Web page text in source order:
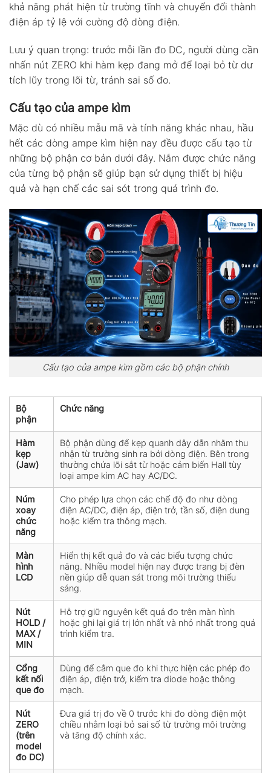
khả năng phát hiện từ trường tĩnh và chuyển đổi thành
điện áp tỷ lệ với cường độ dòng điện.
Lưu ý quan trọng: trước mỗi lần đo DC, người dùng cần
nhấn nút ZERO khi hàm kẹp đang mở để loại bỏ từ dư
tích lũy trong lõi từ, tránh sai số đo.
Cấu tạo của ampe kìm
Mặc dù có nhiều mẫu mã và tính năng khác nhau, hầu
hết các dòng ampe kìm hiện nay đều được cấu tạo từ
những bộ phận cơ bản dưới đây. Nắm được chức năng
của từng bộ phận sẽ giúp bạn sử dụng thiết bị hiệu
quả và hạn chế các sai sót trong quá trình đo.
Cấu tạo của ampe kìm gồm các bộ phận chính
Bộ
phận
Chức năng
Hàm
kẹp
(Jaw)
Bộ phận dùng để kẹp quanh dây dẫn nhằm thu
nhận từ trường sinh ra bởi dòng điện. Bên trong
thường chứa lõi sắt từ hoặc cảm biến Hall tùy
loại ampe kìm AC hay AC/DC.
Núm
xoay
chức
năng
Cho phép lựa chọn các chế độ đo như dòng
điện AC/DC, điện áp, điện trở, tần số, điện dung
hoặc kiểm tra thông mạch.
Màn
hình
LCD
Hiển thị kết quả đo và các biểu tượng chức
năng. Nhiều model hiện nay được trang bị đèn
nền giúp dễ quan sát trong môi trường thiếu
sáng.
Nút
HOLD /
MAX /
MIN
Hỗ trợ giữ nguyên kết quả đo trên màn hình
hoặc ghi lại giá trị lớn nhất và nhỏ nhất trong quá
trình kiểm tra.
Cổng
kết nối
que đo
Dùng để cắm que đo khi thực hiện các phép đo
điện áp, điện trở, kiểm tra diode hoặc thông
mạch.
Nút
ZERO
(trên
model
đo DC)
Đưa giá trị đo về 0 trước khi đo dòng điện một
chiều nhằm loại bỏ sai số từ trường môi trường
và tăng độ chính xác.